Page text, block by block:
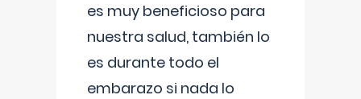
es muy beneficioso para
nuestra salud, también lo
es durante todo el
embarazo si nada lo